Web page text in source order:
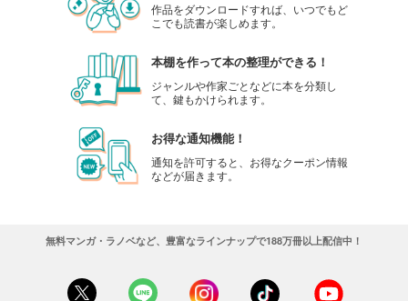
作品をダウンロードすれば、いつでもど
こでも読書が楽しめます。
本棚を作って本の整理ができる！
ジャンルや作家ごとなどに本を分類し
て、鍵もかけられます。
お得な通知機能！
通知を許可すると、お得なクーポン情報
などが届きます。
無料マンガ・ラノベなど、豊富なラインナップで188万冊以上配信中！